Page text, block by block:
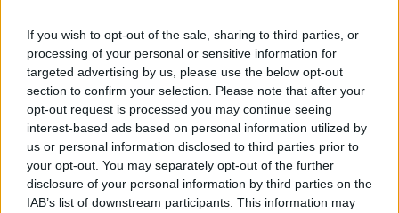
If you wish to opt-out of the sale, sharing to third parties, or
processing of your personal or sensitive information for
targeted advertising by us, please use the below opt-out
section to confirm your selection. Please note that after your
opt-out request is processed you may continue seeing
interest-based ads based on personal information utilized by
us or personal information disclosed to third parties prior to
your opt-out. You may separately opt-out of the further
disclosure of your personal information by third parties on the
IAB’s list of downstream participants. This information may
bramek, kartki, składy, statystyki i informacje o przebiegu
spotkania. To kompletne źródło danych dla kibiców i pasjonatów
lokalnej piłki nożnej. Jeżeli aktualnie nie widzisz tutaj danych z pewnością
pracujemy nad tym żeby je uzupełnić.
Wynik meczu Start Lubenia vs Grunwald Połomia
Po zakończeniu spotkania automatycznie publikujemyoficjalny wynik
spotkania, a także dane meczowe, jeśli są dostępne.
Pełny harmonogram rozgrywek dostępny jest tutaj:Rzeszów > Klasa B,
gr. II - terminarz.